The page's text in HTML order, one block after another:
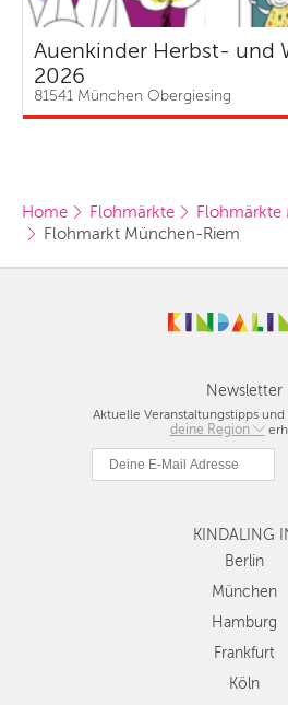
Auenkinder Herbst- und
2026
81541 München Obergiesing
Home Flohmärkte
Flohmärkte
Flohmarkt München-Riem
Newsletter
Aktuelle Veranstaltungstipps
deine Region
Berlin
München
Hamburg
Köln
Düsseldorf
Stuttgart
Essen
Dresden
KINDALING
Berlin
München
Hamburg
Frankfurt
Köln